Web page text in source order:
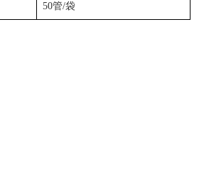
50管/袋